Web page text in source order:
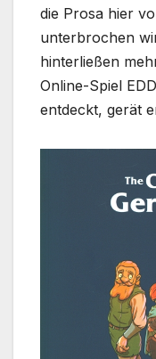
die Prosa hier
unterbrochen
hinterließen
Online-Spiel
entdeckt, gerät